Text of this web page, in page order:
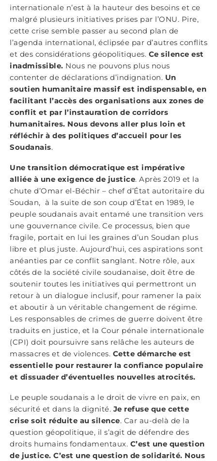
internationale n’est à la hauteur des besoins et ce
malgré plusieurs initiatives prises par l’ONU. Pire,
cette crise semble passer au second plan de
l’agenda international, éclipsée par d’autres conflits
et des considérations géopolitiques. Ce silence est
inadmissible. Nous ne pouvons plus nous
contenter de déclarations d’indignation. Un
soutien humanitaire massif est indispensable, en
facilitant l’accès des organisations aux zones de
conflit et par l’instauration de corridors
humanitaires. Nous devons aller plus loin et
réfléchir à des politiques d’accueil pour les
Soudanais.
Une transition démocratique est impérative
alliée à une exigence de justice. Après 2019 et la
chute d’Omar el-Béchir – chef d’État autoritaire du
Soudan, à la suite de son coup d’État en 1989, le
peuple soudanais avait entamé une transition vers
une gouvernance civile. Ce processus, bien que
fragile, portait en lui les graines d’un Soudan plus
libre et plus juste. Aujourd’hui, ces aspirations sont
anéanties par ce conflit sanglant. Notre rôle, aux
côtés de la société civile soudanaise, doit être de
soutenir toutes les initiatives qui permettront un
retour à un dialogue inclusif, pour ramener la paix
et aboutir à un véritable changement de régime.
Les responsables de crimes de guerre doivent être
traduits en justice, et la Cour pénale internationale
(CPI) doit poursuivre sans relâche les auteurs de
massacres et de violences. Cette démarche est
essentielle pour restaurer la confiance populaire
et dissuader d’éventuelles nouvelles atrocités.
Le peuple soudanais a le droit de vivre en paix, en
sécurité et dans la dignité. Je refuse que cette
crise soit réduite au silence. Car au-delà de la
question géopolitique, il s’agit de défendre des
droits humains fondamentaux. C’est une question
de justice. C’est une question de solidarité. Nous